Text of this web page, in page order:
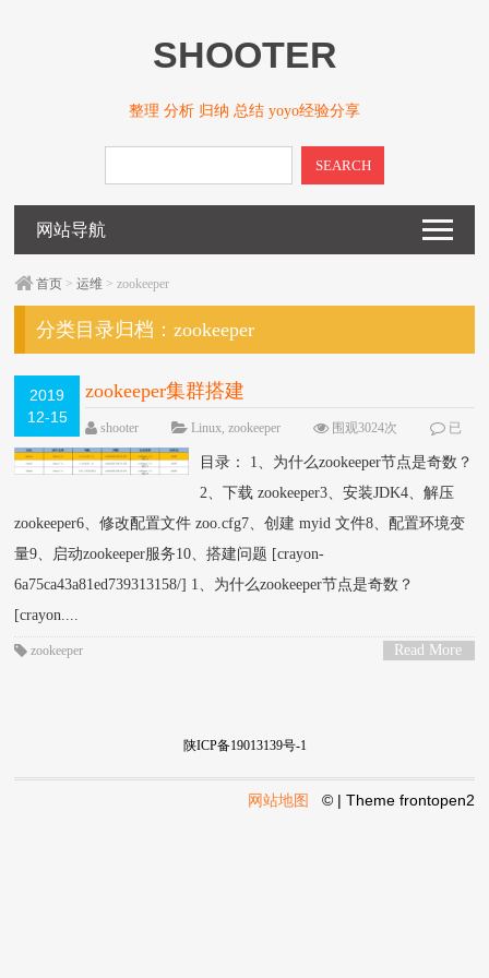
SHOOTER
整理 分析 归纳 总结 yoyo经验分享
SEARCH
网站导航
首页 >运维 > zookeeper
分类目录归档：zookeeper
2019
12-15
zookeeper集群搭建
shooter Linux,zookeeper 围观3024次
已
关闭评论
目录： 1、为什么zookeeper节点是奇数？
2、下载 zookeeper3、安装JDK4、解压
zookeeper6、修改配置文件 zoo.cfg7、创建 myid 文件8、配置环境变
量9、启动zookeeper服务10、搭建问题 [crayon-
6a75ca43a81ed739313158/] 1、为什么zookeeper节点是奇数？
[crayon....
Read More
zookeeper
陕ICP备19013139号-1
网站地图 © | Theme frontopen2